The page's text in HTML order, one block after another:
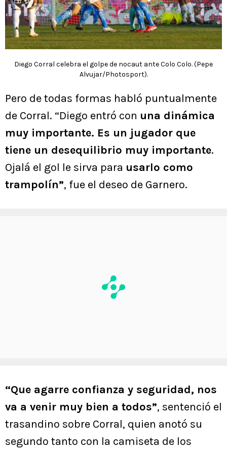
Diego Corral celebra el golpe de nocaut ante Colo Colo. (Pepe
Alvujar/Photosport).
Pero de todas formas habló puntualmente
de Corral. “Diego entró con una dinámica
muy importante. Es un jugador que
tiene un desequilibrio muy importante.
Ojalá el gol le sirva para usarlo como
trampolín”, fue el deseo de Garnero.
“Que agarre confianza y seguridad, nos
va a venir muy bien a todos”, sentenció el
trasandino sobre Corral, quien anotó su
segundo tanto con la camiseta de los